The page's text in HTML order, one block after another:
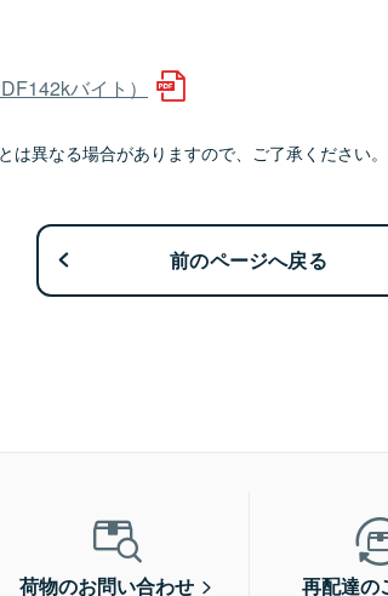
バイト）
異なる場合がありますので、ご了承ください。
前のページへ戻る
荷物のお問い合わせ 再配達の